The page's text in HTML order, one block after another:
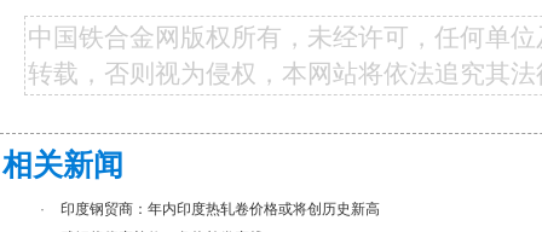
中国铁合金网版权所有，未经许可，任何单
转载，否则视为侵权，本网站将依法追究其
相关新闻
·
印度钢贸商：年内印度热轧卷价格或将创历史新高